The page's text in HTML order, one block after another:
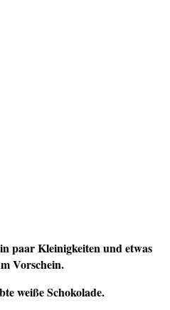
paar Kleinigkeiten und etwas
Vorschein.
weiße Schokolade.